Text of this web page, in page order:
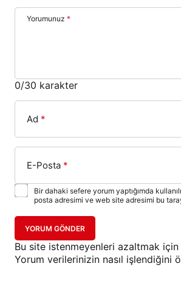
Yorumunuz *
0/30 karakter
Ad *
E-Posta *
Bir dahaki sefere yorum yaptığımda
posta adresimi ve web site adresimi bu
YORUM GÖNDER
Bu site istenmeyenleri azaltmak için
Yorum verilerinizin nasıl işlendiğini